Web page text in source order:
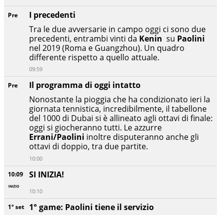
1° set
1° game: Paolini tiene il servizio
10:09 SI INIZIA!
10:10
Pre
Il programma di oggi intatto
Nonostante la pioggia che ha condizionato ieri la
giornata tennistica, incredibilmente, il tabellone
del 1000 di Dubai si è allineato agli ottavi di finale:
oggi si giocheranno tutti. Le azzurre
Errani/Paolini inoltre disputeranno anche gli
ottavi di doppio, tra due partite.
10:00
Pre
I precedenti
Tra le due avversarie in campo oggi ci sono due
precedenti, entrambi vinti da Kenin su Paolini
nel 2019 (Roma e Guangzhou). Un quadro
differente rispetto a quello attuale.
09:59